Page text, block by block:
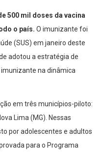
500 mil doses da vacina
o país. O imunizante foi
(SUS) em janeiro deste
adotou a estratégia de
na dinâmica
em três municípios-piloto:
Lima (MG). Nessas
por adolescentes e adultos
para o Programa